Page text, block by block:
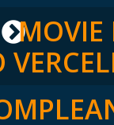
MOVIE